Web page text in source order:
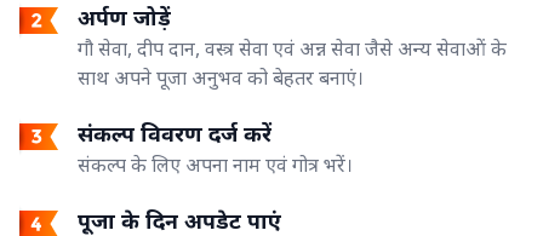
अर्पण जोड़ें
गौ सेवा, दीप दान, वस्त्र सेवा एवं अन्न सेवा जैसे अन्य सेवाओं के
साथ अपने पूजा अनुभव को बेहतर बनाएं।
संकल्प विवरण दर्ज करें
संकल्प के लिए अपना नाम एवं गोत्र भरें।
पूजा के दिन अपडेट पाएं